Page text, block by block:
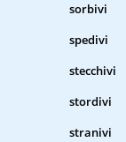
sorbivi
spedivi
stecchivi
stordivi
stranivi